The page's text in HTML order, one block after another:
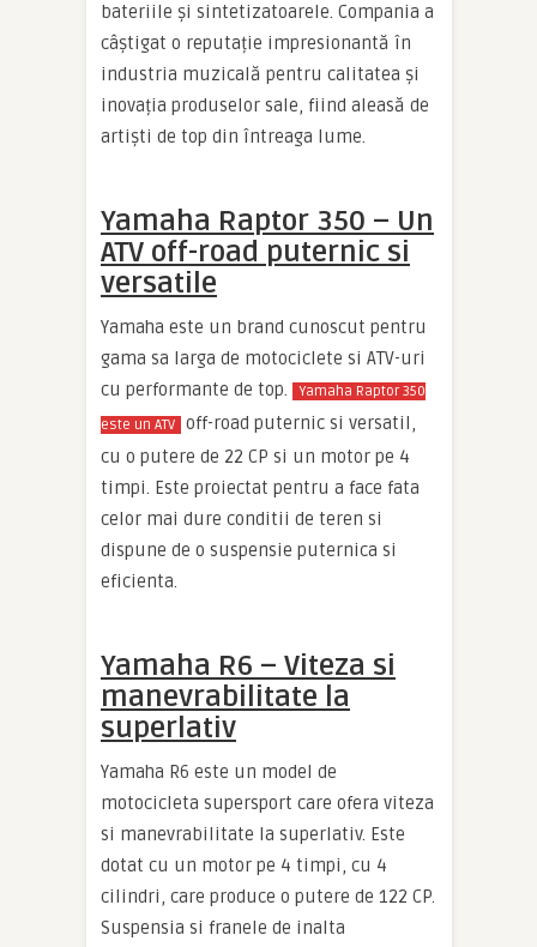
bateriile și sintetizatoarele. Compania a
câștigat o reputație impresionantă în
industria muzicală pentru calitatea și
inovația produselor sale, fiind aleasă de
artiști de top din întreaga lume.
Yamaha Raptor 350 – Un
ATV off-road puternic si
versatile
Yamaha este un brand cunoscut pentru
gama sa larga de motociclete si ATV-uri
cu performante de top.
Yamaha Raptor 350
este un ATV off-road puternic si versatil,
cu o putere de 22 CP si un motor pe 4
timpi. Este proiectat pentru a face fata
celor mai dure conditii de teren si
dispune de o suspensie puternica si
eficienta.
Yamaha R6 – Viteza si
manevrabilitate la
superlativ
Yamaha R6 este un model de
motocicleta supersport care ofera viteza
si manevrabilitate la superlativ. Este
dotat cu un motor pe 4 timpi, cu 4
cilindri, care produce o putere de 122 CP.
Suspensia si franele de inalta